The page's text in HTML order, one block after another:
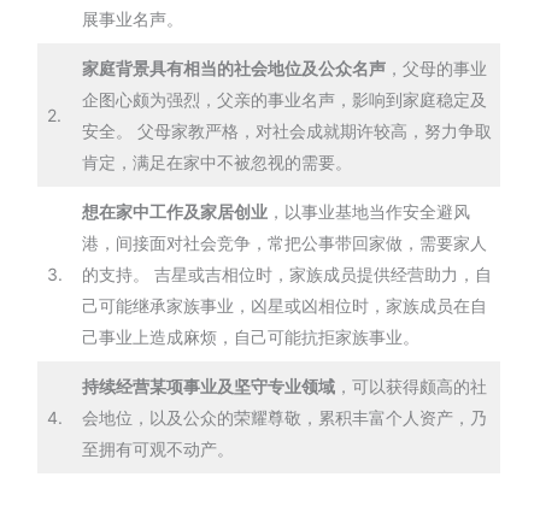
展事业名声。
2.
家庭背景具有相当的社会地位及公众名声 ，父母的事业
企图心颇为强烈，父亲的事业名声，影响到家庭稳定及
安全。 父母家教严格，对社会成就期许较高，努力争取
肯定，满足在家中不被忽视的需要。
3.
想在家中工作及家居创业 ，以事业基地当作安全避风
港，间接面对社会竞争，常把公事带回家做，需要家人
的支持。 吉星或吉相位时，家族成员提供经营助力，自
己可能继承家族事业，凶星或凶相位时，家族成员在自
己事业上造成麻烦，自己可能抗拒家族事业。
4.
持续经营某项事业及坚守专业领域 ，可以获得颇高的社
会地位，以及公众的荣耀尊敬，累积丰富个人资产，乃
至拥有可观不动产。